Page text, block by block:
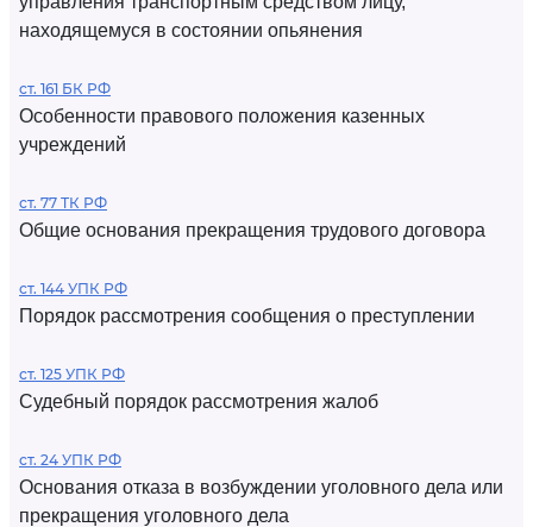
находящемуся в состоянии опьянения
ст. 161 БК РФ
Особенности правового положения казенных
учреждений
ст. 77 ТК РФ
Общие основания прекращения трудового договора
ст. 144 УПК РФ
Порядок рассмотрения сообщения о преступлении
ст. 125 УПК РФ
Судебный порядок рассмотрения жалоб
ст. 24 УПК РФ
Основания отказа в возбуждении уголовного дела или
прекращения уголовного дела